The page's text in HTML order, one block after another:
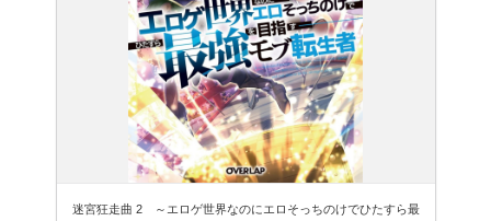
迷宮狂走曲 2 ～エロゲ世界なのにエロそっちのけでひたすら最